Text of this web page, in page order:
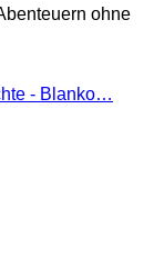
ohne
- Blanko…